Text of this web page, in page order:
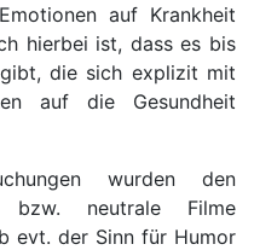
auf Krankheit
hierbei ist, dass es bis
die sich explizit mit
auf die Gesundheit
wurden den
bzw. neutrale Filme
evt. der Sinn für Humor